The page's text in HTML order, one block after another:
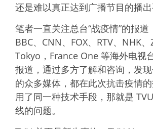
还是难以真正达到广播节目的播出
笔者一直关注总台“战疫情”的报道
BBC、CNN、FOX、RTV、NHK、
Tokyo，France One 等海外电视
报道，通过多方了解和咨询，发
的众多媒体，都在此次抗击疫情
用了同一种技术手段，那就是
线的问题。